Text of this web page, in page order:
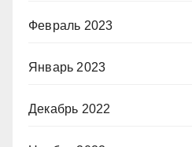
Февраль 2023
Январь 2023
Декабрь 2022